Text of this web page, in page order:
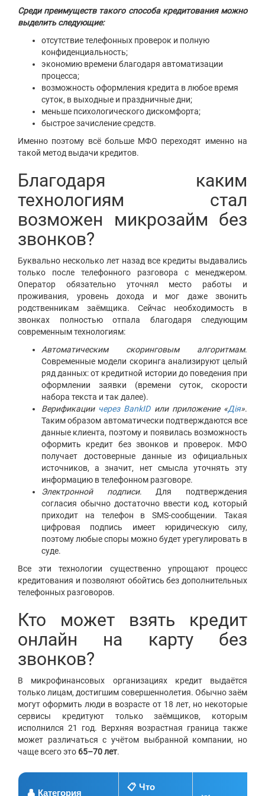
Среди преимуществ такого способа кредитования можно
выделить следующие:
отсутствие телефонных проверок и полную
конфиденциальность;
экономию времени благодаря автоматизации
процесса;
возможность оформления кредита в любое время
суток, в выходные и праздничные дни;
меньше психологического дискомфорта;
быстрое зачисление средств.
Именно поэтому всё больше МФО переходят именно на
такой метод выдачи кредитов.
Благодаря каким
технологиям стал
возможен микрозайм без
звонков?
Буквально несколько лет назад все кредиты выдавались
только после телефонного разговора с менеджером.
Оператор обязательно уточнял место работы и
проживания, уровень дохода и мог даже звонить
родственникам заёмщика. Сейчас необходимость в
звонках полностью отпала благодаря следующим
современным технологиям:
Автоматическим скоринговым алгоритмам.
Современные модели скоринга анализируют целый
ряд данных: от кредитной истории до поведения при
оформлении заявки (времени суток, скорости
набора текста и так далее).
Верификации через BankIDили приложение «Дія».
Таким образом автоматически подтверждаются все
данные клиента, поэтому и появилась возможность
оформить кредит без звонков и проверок. МФО
получает достоверные данные из официальных
источников, а значит, нет смысла уточнять эту
информацию в телефонном разговоре.
Электронной подписи. Для подтверждения
согласия обычно достаточно ввести код, который
приходит на телефон в SMS-сообщении. Такая
цифровая подпись имеет юридическую силу,
поэтому любые споры можно будет урегулировать в
суде.
Все эти технологии существенно упрощают процесс
кредитования и позволяют обойтись без дополнительных
телефонных разговоров.
Кто может взять кредит
онлайн на карту без
звонков?
В микрофинансовых организациях кредит выдаётся
только лицам, достигшим совершеннолетия. Обычно заём
могут оформить люди в возрасте от 18 лет, но некоторые
сервисы кредитуют только заёмщиков, которым
исполнился 21 год. Верхняя возрастная граница также
может различаться с учётом выбранной компании, но
чаще всего это 65–70 лет.
👤 Категория
📋 Что